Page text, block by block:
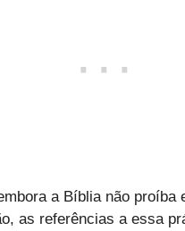
a Bíblia não proíba
as referências a essa